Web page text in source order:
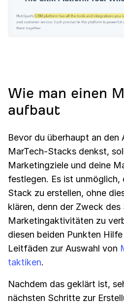
Wie man einen
aufbaut
Bevor du überhaupt an den
MarTech-Stacks denkst,
Marketingziele und deine
festlegen. Es ist unmöglich,
Stack zu erstellen, ohne
klären, denn der Zweck
Marketingaktivitäten zu
diesen beiden Punkten
Leitfäden zur Auswahl von
taktiken.
Nachdem das geklärt ist,
nächsten Schritte zur